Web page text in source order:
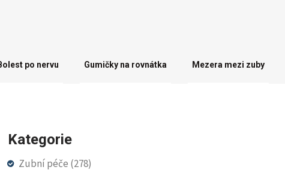
po nervu Gumičky na rovnátka Mezera mezi zuby
Kategorie
Zubní péče (278)